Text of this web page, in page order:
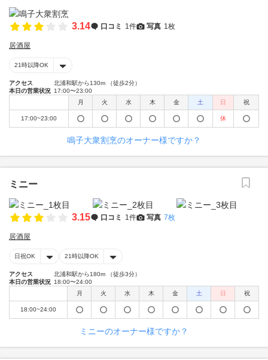
3.14 口コミ 1件 写真 1枚
居酒屋
21時以降OK
アクセス
北浦和駅から130m （徒歩2分）
本日の営業状況 17:00〜23:00
月
火 水 木 金 土 日 祝
17:00~23:00 休
鳴子大衆割烹のオーナー様ですか？
ミニー
3.15 口コミ 1件 写真 7枚
居酒屋
日祝OK 21時以降OK
アクセス
北浦和駅から180m （徒歩3分）
本日の営業状況 18:00〜24:00
月
火 水 木 金 土 日 祝
18:00~24:00
ミニーのオーナー様ですか？